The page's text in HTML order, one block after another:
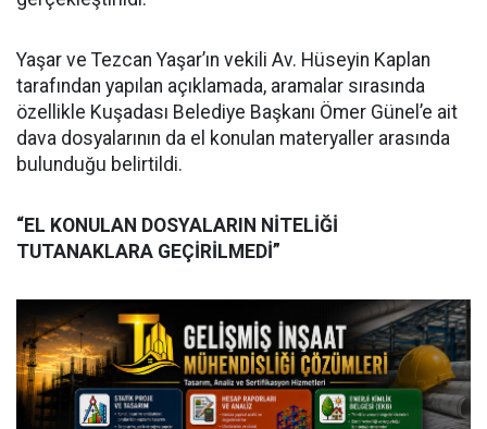
Yaşar ve Tezcan Yaşar’ın vekili Av. Hüseyin Kaplan
tarafından yapılan açıklamada, aramalar sırasında
özellikle Kuşadası Belediye Başkanı Ömer Günel’e ait
dava dosyalarının da el konulan materyaller arasında
bulunduğu belirtildi.
“EL KONULAN DOSYALARIN NİTELİĞİ
TUTANAKLARA GEÇİRİLMEDİ”